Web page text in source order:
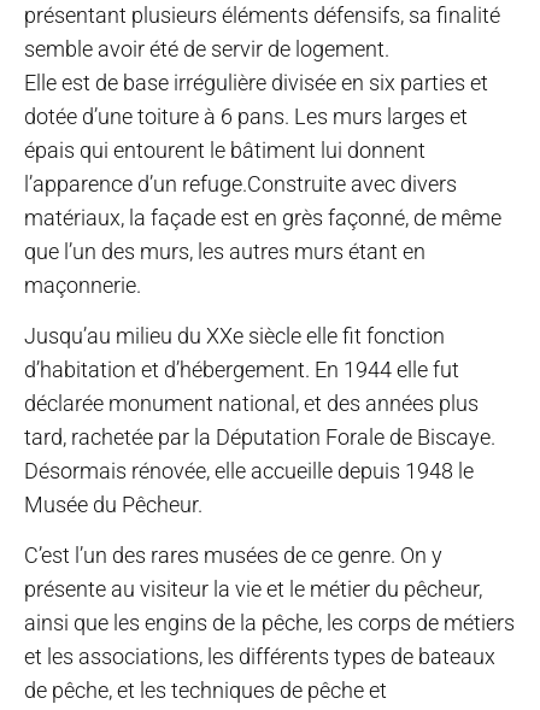
présentant plusieurs éléments défensifs, sa finalité
semble avoir été de servir de logement.
Elle est de base irrégulière divisée en six parties et
dotée d’une toiture à 6 pans. Les murs larges et
épais qui entourent le bâtiment lui donnent
l’apparence d’un refuge.Construite avec divers
matériaux, la façade est en grès façonné, de même
que l’un des murs, les autres murs étant en
maçonnerie.
Jusqu’au milieu du XXe siècle elle fit fonction
d’habitation et d’hébergement. En 1944 elle fut
déclarée monument national, et des années plus
tard, rachetée par la Députation Forale de Biscaye.
Désormais rénovée, elle accueille depuis 1948 le
Musée du Pêcheur.
C’est l’un des rares musées de ce genre. On y
présente au visiteur la vie et le métier du pêcheur,
ainsi que les engins de la pêche, les corps de métiers
et les associations, les différents types de bateaux
de pêche, et les techniques de pêche et